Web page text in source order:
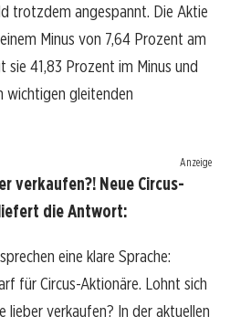
trotzdem angespannt. Die Aktie
Minus von 7,64 Prozent am
sie 41,83 Prozent im Minus und
wichtigen gleitenden
Anzeige
verkaufen?! Neue Circus-
die Antwort:
eine klare Sprache:
für Circus-Aktionäre. Lohnt sich
lieber verkaufen? In der aktuellen